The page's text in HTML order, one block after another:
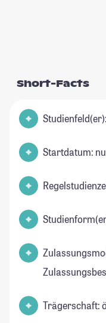
Short-Facts
Startdatum:
Trägerschaft: